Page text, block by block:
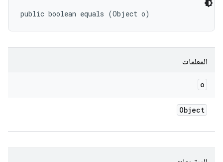
public boolean equals (Object o)
المعلمات
o
Object